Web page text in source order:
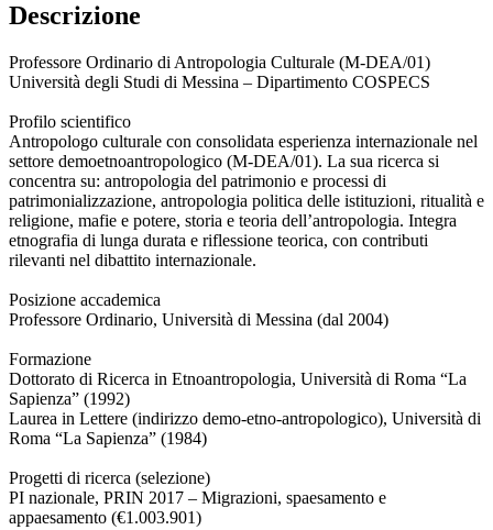
Descrizione
Professore Ordinario di Antropologia Culturale (M-DEA/01)
Università degli Studi di Messina – Dipartimento COSPECS
Profilo scientifico
Antropologo culturale con consolidata esperienza internazionale nel
settore demoetnoantropologico (M-DEA/01). La sua ricerca si
concentra su: antropologia del patrimonio e processi di
patrimonializzazione, antropologia politica delle istituzioni, ritualità e
religione, mafie e potere, storia e teoria dell’antropologia. Integra
etnografia di lunga durata e riflessione teorica, con contributi
rilevanti nel dibattito internazionale.
Posizione accademica
Professore Ordinario, Università di Messina (dal 2004)
Formazione
Dottorato di Ricerca in Etnoantropologia, Università di Roma “La
Sapienza” (1992)
Laurea in Lettere (indirizzo demo-etno-antropologico), Università di
Roma “La Sapienza” (1984)
Progetti di ricerca (selezione)
PI nazionale, PRIN 2017 – Migrazioni, spaesamento e
appaesamento (€1.003.901)